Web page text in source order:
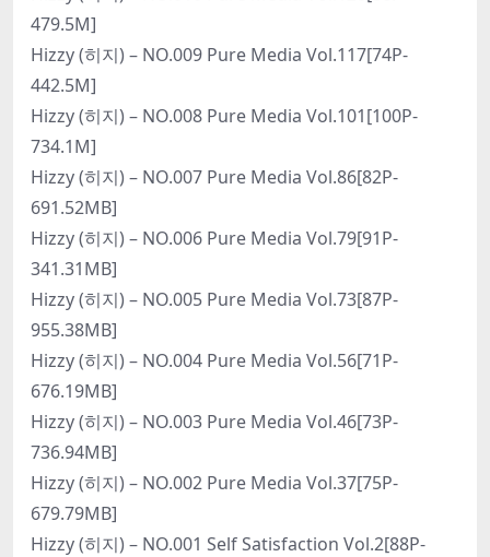
479.5M]
Hizzy (히지) – NO.009 Pure Media Vol.117[74P-
442.5M]
Hizzy (히지) – NO.008 Pure Media Vol.101[100P-
734.1M]
Hizzy (히지) – NO.007 Pure Media Vol.86[82P-
691.52MB]
Hizzy (히지) – NO.006 Pure Media Vol.79[91P-
341.31MB]
Hizzy (히지) – NO.005 Pure Media Vol.73[87P-
955.38MB]
Hizzy (히지) – NO.004 Pure Media Vol.56[71P-
676.19MB]
Hizzy (히지) – NO.003 Pure Media Vol.46[73P-
736.94MB]
Hizzy (히지) – NO.002 Pure Media Vol.37[75P-
679.79MB]
Hizzy (히지) – NO.001 Self Satisfaction Vol.2[88P-